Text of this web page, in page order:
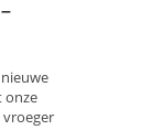
onze